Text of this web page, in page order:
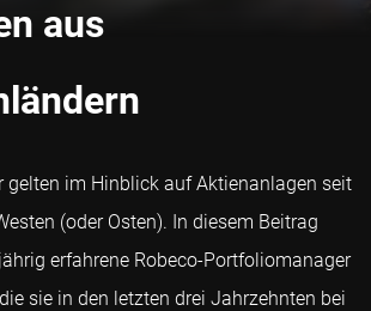
aus
gelten im Hinblick auf Aktienanlagen seit
(oder Osten). In diesem Beitrag
erfahrene Robeco-Portfoliomanager
sie in den letzten drei Jahrzehnten bei